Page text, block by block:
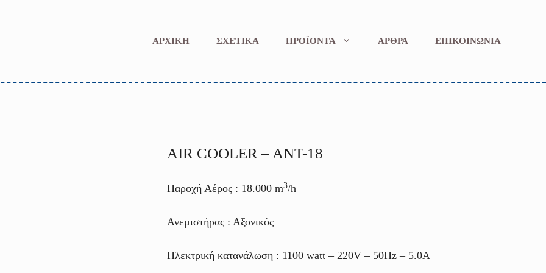
ΑΡΧΙΚΗ ΣΧΕΤΙΚΑ ΠΡΟΪΟΝΤΑ ΑΡΘΡΑ ΕΠΙΚΟΙΝΩΝΙΑ
AIR COOLER – ANT-18
Παροχή Αέρος : 18.000 m3/h
Ανεμιστήρας : Αξονικός
Ηλεκτρική κατανάλωση : 1100 watt – 220V – 50Hz – 5.0A